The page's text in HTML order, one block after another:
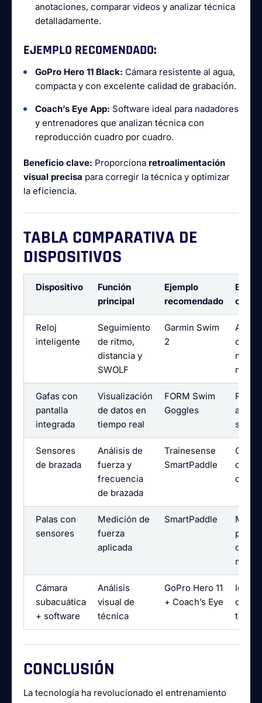
anotaciones, comparar videos y analizar técnica
detalladamente.
EJEMPLO RECOMENDADO:
GoPro Hero 11 Black: Cámara resistente al agua,
compacta y con excelente calidad de grabación.
Coach’s Eye App: Software ideal para nadadores
y entrenadores que analizan técnica con
reproducción cuadro por cuadro.
Beneficio clave: Proporciona retroalimentación
visual precisa para corregir la técnica y optimizar
la eficiencia.
TABLA COMPARATIVA DE
DISPOSITIVOS
Dispositivo
Función
principal
Ejemplo
recomendado
clave
Reloj
inteligente
Seguimiento
de ritmo,
distancia y
SWOLF
Garmin Swim
2
nado
Gafas con
pantalla
integrada
Visualización
de datos en
tiempo real
FORM Swim
Goggles
sin
Sensores
de brazada
Análisis de
fuerza y
frecuencia
de brazada
Trainesense
SmartPaddle
de la
de
Palas con
sensores
Medición de
fuerza
aplicada
SmartPaddle
cada
Cámara
subacuática
+ software
Análisis
visual de
técnica
GoPro Hero 11
+ Coach’s Eye
de
CONCLUSIÓN
La tecnología ha revolucionado el entrenamiento